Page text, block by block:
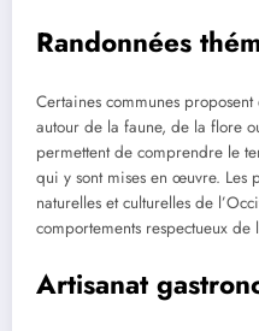
Randonnées
Certaines communes
autour de la faune, de la flore
permettent de comprendre le
qui y sont mises en œuvre. Les
naturelles et culturelles de
comportements respectueux de
Artisanat